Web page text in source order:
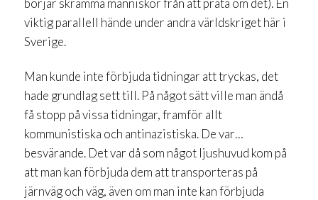
börjar skrämma människor från att prata om det). En
viktig parallell hände under andra världskriget här i
Sverige.
Man kunde inte förbjuda tidningar att tryckas, det
hade grundlag sett till. På något sätt ville man ändå
få stopp på vissa tidningar, framför allt
kommunistiska och antinazistiska. De var…
besvärande. Det var då som något ljushuvud kom på
att man kan förbjuda dem att transporteras på
järnväg och väg, även om man inte kan förbjuda